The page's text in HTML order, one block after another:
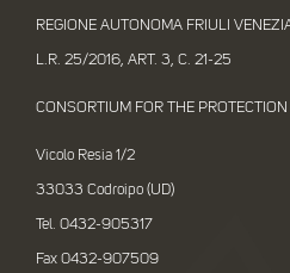
REGIONE AUTONOMA FRIULI
L.R. 25/2016, ART. 3, C. 21-25
CONSORTIUM FOR THE
Vicolo Resia 1/2
33033 Codroipo (UD)
Tel. 0432-905317
Fax 0432-907509